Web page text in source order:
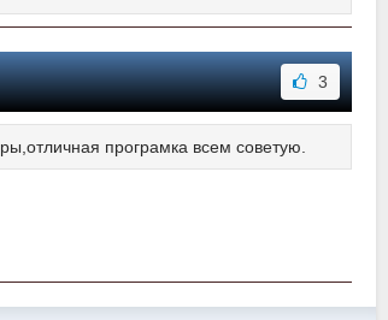
3
програмка всем советую.